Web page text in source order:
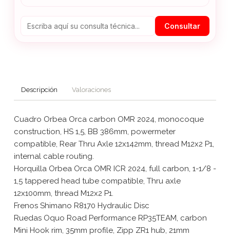
Consultar
Descripción Valoraciones
Cuadro Orbea Orca carbon OMR 2024, monocoque
construction, HS 1,5, BB 386mm, powermeter
compatible, Rear Thru Axle 12x142mm, thread M12x2 P1,
internal cable routing.
Horquilla Orbea Orca OMR ICR 2024, full carbon, 1-1/8 -
1,5 tappered head tube compatible, Thru axle
12x100mm, thread M12x2 P1.
Frenos Shimano R8170 Hydraulic Disc
Ruedas Oquo Road Performance RP35TEAM, carbon
Mini Hook rim, 35mm profile, Zipp ZR1 hub, 21mm